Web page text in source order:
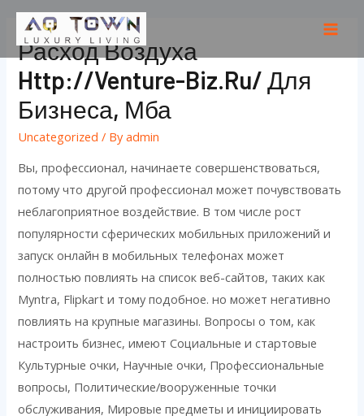
Skip
content
Main
Расход Воздуха
Http://venture-Biz.ru/ Для
Бизнеса, Мба
Uncategorized / Byadmin
Вы, профессионал, начинаете совершенствоваться,
потому что другой профессионал может почувствовать
неблагоприятное воздействие. В том числе рост
популярности сферических мобильных приложений и
запуск онлайн в мобильных телефонах может
полностью повлиять на список веб-сайтов, таких как
Myntra, Flipkart и тому подобное. но может негативно
повлиять на крупные магазины. Вопросы о том, как
настроить бизнес, имеют Социальные и стартовые
Культурные очки, Научные очки, Профессиональные
вопросы, Политические/вооруженные точки
обслуживания, Мировые предметы и инициировать